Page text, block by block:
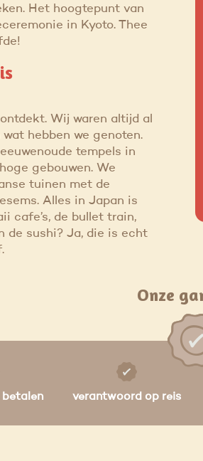
Het hoogtepunt van
in Kyoto. Thee
Wij waren altijd al
hebben we genoten.
tempels in
gebouwen. We
tuinen met de
Alles in Japan is
cafe’s, de bullet train,
de sushi? Ja, die is echt
Onze
betalen verantwoord op reis